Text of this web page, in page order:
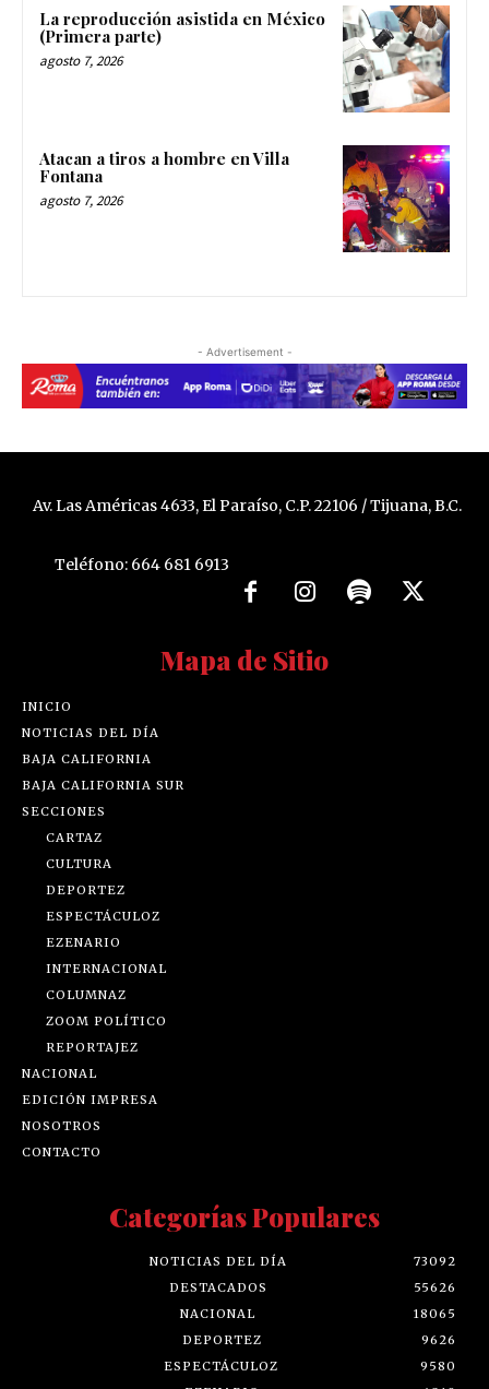
La reproducción asistida en México
(Primera parte)
agosto 7, 2026
Atacan a tiros a hombre en Villa
Fontana
agosto 7, 2026
- Advertisement -
Av. Las Américas 4633, El Paraíso, C.P. 22106 / Tijuana, B.C.
Teléfono: 664 681 6913
Mapa de Sitio
INICIO
NOTICIAS DEL DÍA
BAJA CALIFORNIA
BAJA CALIFORNIA SUR
SECCIONES
CARTAZ
CULTURA
DEPORTEZ
ESPECTÁCULOZ
EZENARIO
INTERNACIONAL
COLUMNAZ
ZOOM POLÍTICO
REPORTAJEZ
NACIONAL
EDICIÓN IMPRESA
NOSOTROS
CONTACTO
Categorías Populares
NOTICIAS DEL DÍA
73092
DESTACADOS
55626
NACIONAL
18065
DEPORTEZ
9626
ESPECTÁCULOZ
9580